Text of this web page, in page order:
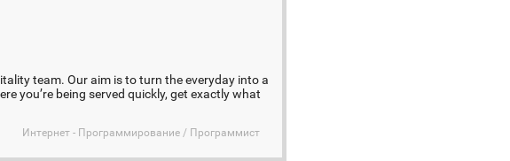
team. Our aim is to turn the everyday into a
you’re being served quickly, get exactly what
Интернет - Программирование / Программист